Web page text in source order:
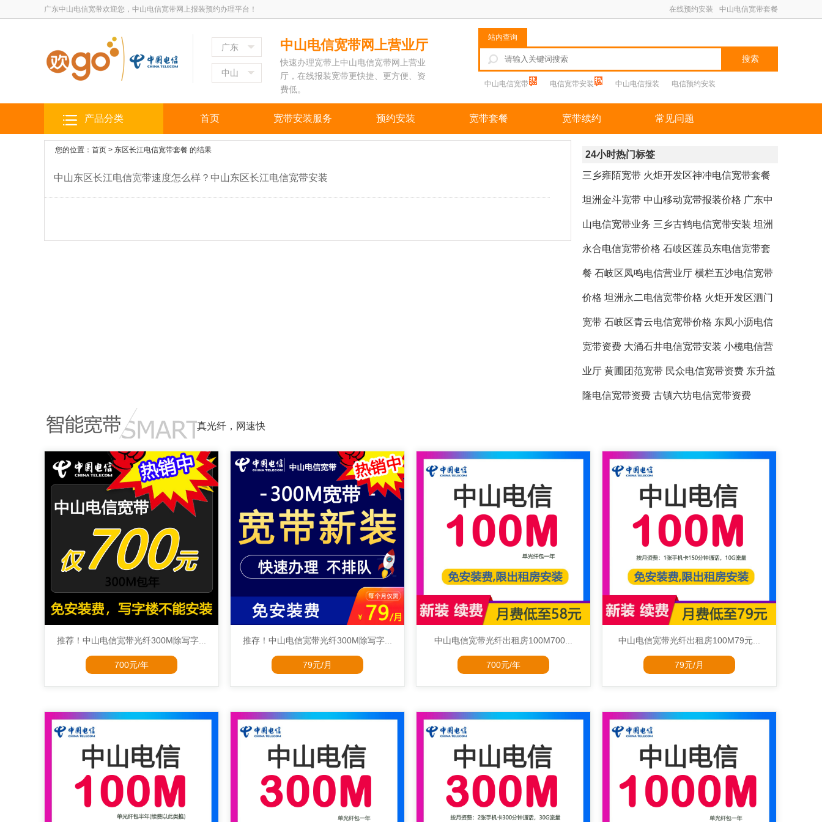
广东中山电信宽带欢迎您，中山电信宽带网上报装预约办理平台！ 中山电信宽带套餐
在线预约安装
广东
中山
中山电信宽带网上营业厅
快速办理宽带上中山电信宽带网上营业
厅，在线报装宽带更快捷、更方便、资
费低。
站内查询
搜索
中山电信宽带 电信宽带安装 中山电信报装 电信预约安装
产品分类 首页 宽带安装服务 预约安装 宽带套餐 宽带续约 常见问题
您的位置：首页 > 东区长江电信宽带套餐 的结果
中山东区长江电信宽带速度怎么样？中山东区长江电信宽带安装
24小时热门标签
三乡雍陌宽带 火炬开发区神冲电信宽带套餐
坦洲金斗宽带 中山移动宽带报装价格 广东中
山电信宽带业务 三乡古鹤电信宽带安装 坦洲
永合电信宽带价格 石岐区莲员东电信宽带套
餐 石岐区凤鸣电信营业厅 横栏五沙电信宽带
价格 坦洲永二电信宽带价格 火炬开发区泗门
宽带 石岐区青云电信宽带价格 东凤小沥电信
宽带资费 大涌石井电信宽带安装 小榄电信营
业厅 黄圃团范宽带 民众电信宽带资费 东升益
隆电信宽带资费 古镇六坊电信宽带资费
真光纤，网速快
推荐！中山电信宽带光纤300M除写字...
700元/年
推存！中山电信宽带光纤300M除写字...
79元/月
中山电信宽带光纤出租房100M700...
700元/年
中山电信宽带光纤出租房100M79元...
79元/月